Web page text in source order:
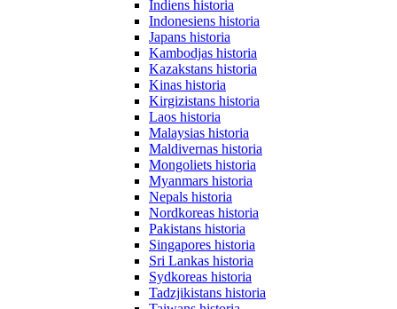
Indiens historia
Indonesiens historia
Japans historia
Kambodjas historia
Kazakstans historia
Kinas historia
Kirgizistans historia
Laos historia
Malaysias historia
Maldivernas historia
Mongoliets historia
Myanmars historia
Nepals historia
Nordkoreas historia
Pakistans historia
Singapores historia
Sri Lankas historia
Sydkoreas historia
Tadzjikistans historia